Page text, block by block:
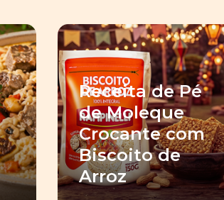
Receita de Pé
de Moleque
Crocante com
Biscoito de
Arroz